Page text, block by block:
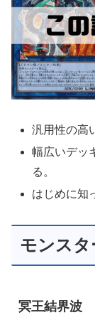
汎用性の高
幅広いデッ
る。
はじめに知
モンスタ
冥王結界波